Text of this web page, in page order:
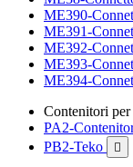
ME390-
ME391-
ME392-
ME393-
ME394-
Contenitori per
PA2-
PB2-Teko
